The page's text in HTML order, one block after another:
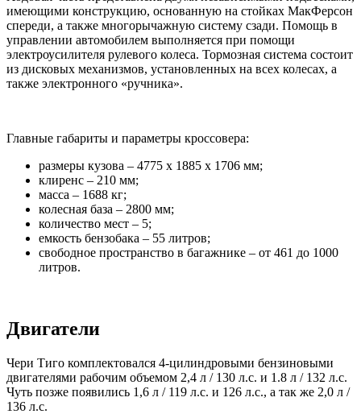
имеющими конструкцию, основанную на стойках МакФерсон
спереди, а также многорычажную систему сзади. Помощь в
управлении автомобилем выполняется при помощи
электроусилителя рулевого колеса. Тормозная система состоит
из дисковых механизмов, установленных на всех колесах, а
также электронного «ручника».
Главные габариты и параметры кроссовера:
размеры кузова – 4775 х 1885 х 1706 мм;
клиренс – 210 мм;
масса – 1688 кг;
колесная база – 2800 мм;
количество мест – 5;
емкость бензобака – 55 литров;
свободное пространство в багажнике – от 461 до 1000
литров.
Двигатели
Чери Тиго комплектовался 4-цилиндровыми бензиновыми
двигателями рабочим объемом 2,4 л / 130 л.с. и 1.8 л / 132 л.с.
Чуть позже появились 1,6 л / 119 л.с. и 126 л.с., а так же 2,0 л /
136 л.с.